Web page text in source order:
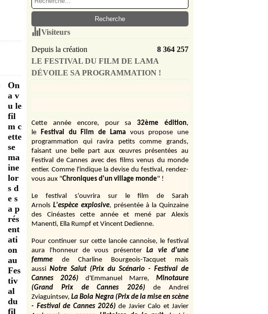
On
a v
u le
fil
m c
ette
se
ma
ine
lor
s d
e s
a p
rés
ent
ati
on
au
Fes
tiv
al
du
fil
Visiteurs
Depuis la création
8 364 257
LE FESTIVAL DU FILM DE LAMA
DÉVOILE SA PROGRAMMATION !
Cette année encore, pour sa 32ème édition,
le Festival du Film de Lama vous propose une
programmation qui ravira petits comme grands,
faisant une belle part aux œuvres présentées au
Festival de Cannes avec des films venus du monde
entier. Comme l'indique la devise du festival, rendez-
vous aux "Chroniques d'un village monde" !
Le festival s'ouvrira sur le film de Sarah
Arnols L'espèce explosive, présentée à la Quinzaine
des Cinéastes cette année et mené par Alexis
Manenti, Ella Rumpf et Vincent Dedienne.
Pour continuer sur cette lancée cannoise, le festival
aura l'honneur de vous présenter
La vie d'une
femme
de Charline Bourgeois-Tacquet
mais
aussi Notre Salut (Prix du Scénario - Festival de
Cannes 2026)
d'Emmanuel Marre,
Minotaure
(Grand Prix de Cannes 2026)
de Andreï
Zviaguintsev,La Bola Negra (Prix de la mise en scène
- Festival de Cannes 2026) de Javier Calo et Javier